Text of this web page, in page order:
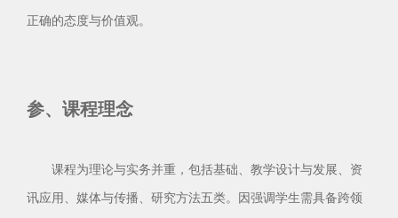
正确的态度与价值观。
参、课程理念
课程为理论与实务并重，包括基础、教学设计与发展、资
讯应用、媒体与传播、研究方法五类。因强调学生需具备跨领